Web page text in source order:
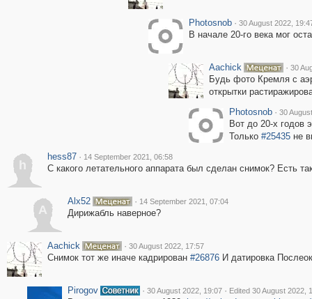
Photosnob · 30 August 2022,
В начале 20-го века мог
Aachick · 30
Будь фото Кремля с
открытки
Photosnob · 30
Вот до 20-х годов
Только #25435не
h
hess87 · 14 September 2021, 06:58
С какого летательного аппарата был сделан снимок? Есть
A
Alx52 · 14 September 2021, 07:04
Дирижабль наверное?
Aachick · 30 August 2022, 17:57
Снимок тот же иначе кадрирован #26876И датировка
Pirogov · 30 August 2022, 19:07 · Edited 30 August 2022,